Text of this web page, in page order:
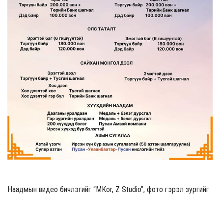
Наадмын видео бичлэгийг “MKor, Z Studio”, фото гэрэл зургийг